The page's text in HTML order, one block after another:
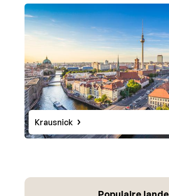
Krausnick
Populaire